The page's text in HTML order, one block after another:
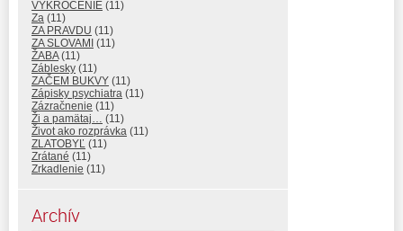
VYKROČENIE (11)
Za (11)
ZA PRAVDU (11)
ZA SLOVAMI (11)
ŽABA(11)
Záblesky (11)
ZAČEM BUKVY (11)
Zápisky psychiatra (11)
Zázračnenie (11)
Ži a pamätaj… (11)
Život ako rozprávka (11)
ZLATOBYĽ (11)
Zrátané (11)
Zrkadlenie (11)
Archív